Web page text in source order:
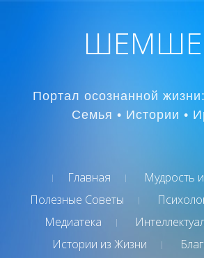
Портал осознанной
Семья • Истории •
Главная
Мудрость
Полезные Советы
Медиатека
Истории из Жизни